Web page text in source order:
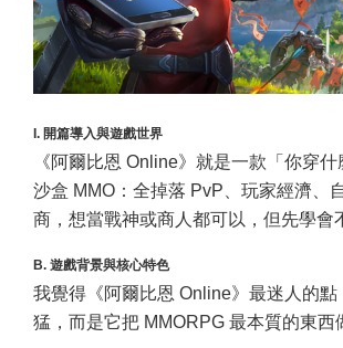
I. 開篇導入與遊戲世界
《阿爾比恩 Online》就是一款「你穿
沙盒 MMO：全掉落 PvP、玩家經濟、
商，想當戰神或商人都可以，但先學會
B. 遊戲背景與核心特色
我覺得《阿爾比恩 Online》最迷人的點
猛，而是它把 MMORPG 最本質的東西